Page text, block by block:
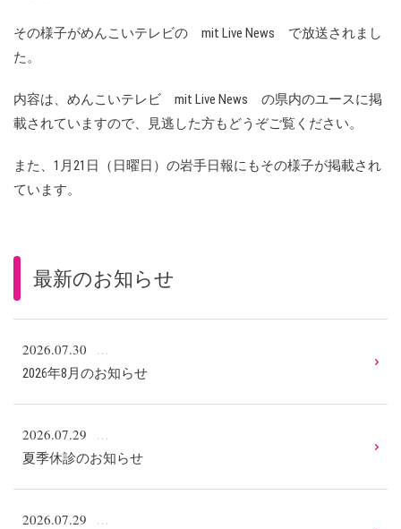
その様子がめんこいテレビの mit Live News で放送されまし
た。
内容は、めんこいテレビ mit Live News の県内のユースに掲
載されていますので、見逃した方もどうぞご覧ください。
また、1月21日（日曜日）の岩手日報にもその様子が掲載され
ています。
最新のお知らせ
2026.07.30
2026年8月のお知らせ
2026.07.29
夏季休診のお知らせ
2026.07.29